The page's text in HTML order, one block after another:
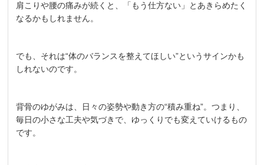
肩こりや腰の痛みが続くと、「もう仕方ない」とあきらめたく
なるかもしれません。
でも、それは“体のバランスを整えてほしい”というサインかも
しれないのです。
背骨のゆがみは、日々の姿勢や動き方の“積み重ね”。つまり、
毎日の小さな工夫や気づきで、ゆっくりでも変えていけるもの
です。